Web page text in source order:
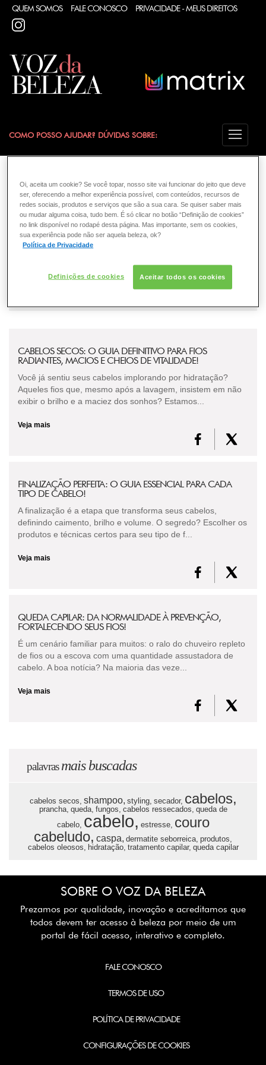
QUEM SOMOS FALE CONOSCO
PRIVACIDADE - MEUS DIREITOS
COMO POSSO AJUDAR? DÚVIDAS SOBRE:
CABELOS SECOS: O GUIA DEFINITIVO PARA FIOS
RADIANTES, MACIOS E CHEIOS DE VITALIDADE!
Você já sentiu seus cabelos implorando por hidratação?
Aqueles fios que, mesmo após a lavagem, insistem em não
exibir o brilho e a maciez dos sonhos? Estamos...
Veja mais
FINALIZAÇÃO PERFEITA: O GUIA ESSENCIAL PARA CADA
TIPO DE CABELO!
A finalização é a etapa que transforma seus cabelos,
definindo caimento, brilho e volume. O segredo? Escolher os
produtos e técnicas certos para seu tipo de f...
Veja mais
QUEDA CAPILAR: DA NORMALIDADE À PREVENÇÃO,
FORTALECENDO SEUS FIOS!
É um cenário familiar para muitos: o ralo do chuveiro repleto
de fios ou a escova com uma quantidade assustadora de
cabelo. A boa notícia? Na maioria das veze...
Veja mais
palavrasmais buscadas
cabelos secos, shampoo, styling, secador, cabelos,
prancha, queda, fungos, cabelos ressecados, queda de
cabelo, cabelo, estresse, couro
cabeludo, caspa, dermatite seborreica, produtos,
cabelos oleosos, hidratação, tratamento capilar, queda capilar
SOBRE O VOZ DA BELEZA
Prezamos por qualidade, inovação e acreditamos que
todos devem ter acesso à beleza por meio de um
portal de fácil acesso, interativo e completo.
FALE CONOSCO
TERMOS DE USO
POLÍTICA DE PRIVACIDADE
CONFIGURAÇÕES DE COOKIES
Oi, aceita um cookie? Se você topar, nosso site vai funcionar do jeito que deve
ser, oferecendo a melhor experiência possível, com conteúdos, recursos de
redes sociais, produtos e serviços que são a sua cara. Se quiser saber mais
ou mudar alguma coisa, tudo bem. É só clicar no botão “Definição de cookies”
no link disponível no rodapé desta página. Mas importante, sem os cookies,
sua experiência pode não ser aquela beleza, ok?
Política de Privacidade
Definições de cookies Aceitar todos os cookies